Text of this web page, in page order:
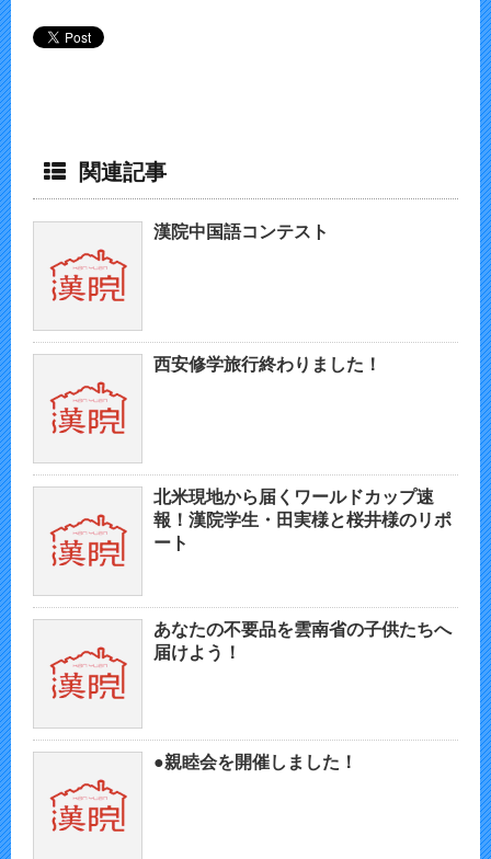
関連記事
漢院中国語コンテスト
西安修学旅行終わりました！
北米現地から届くワールドカップ速
報！漢院学生・田実様と桜井様のリポ
ート
あなたの不要品を雲南省の子供たちへ
届けよう！
●親睦会を開催しました！